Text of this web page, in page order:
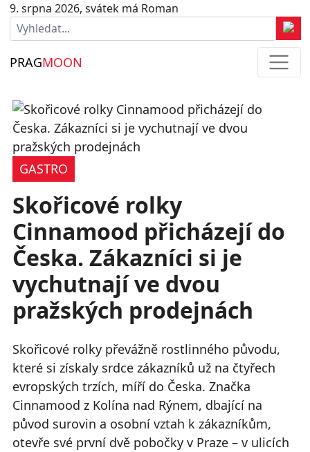
9. srpna 2026, svátek má Roman
PRAGMOON
GASTRO
Skořicové rolky
Cinnamood přicházejí do
Česka. Zákazníci si je
vychutnají ve dvou
pražských prodejnách
Skořicové rolky převážně rostlinného původu,
které si získaly srdce zákazníků už na čtyřech
evropských trzích, míří do Česka. Značka
Cinnamood z Kolína nad Rýnem, dbající na
původ surovin a osobní vztah k zákazníkům,
otevře své první dvě pobočky v Praze – v ulicích